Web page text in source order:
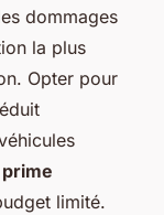
dommages
la plus
Opter pour
prime
limité.